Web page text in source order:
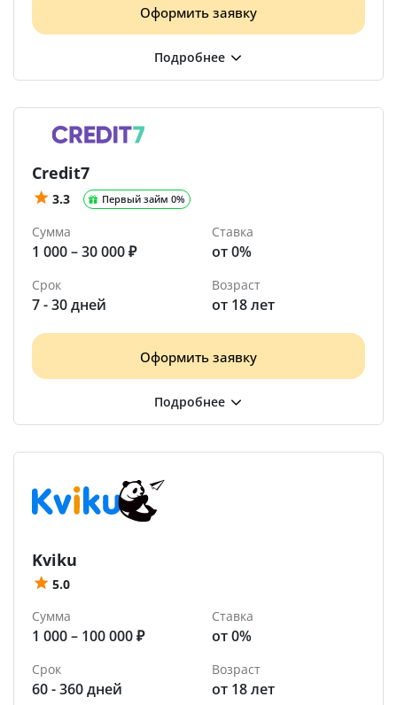
Оформить заявку
Credit7
3.3 Первый займ 0%
Сумма
1 000 – 30 000 ₽
Ставка
от 0%
Срок
7 - 30 дней
Возраст
от 18 лет
Оформить заявку
Kviku
5.0
Сумма
1 000 – 100 000 ₽
Ставка
от 0%
Срок
60 - 360 дней
Возраст
от 18 лет